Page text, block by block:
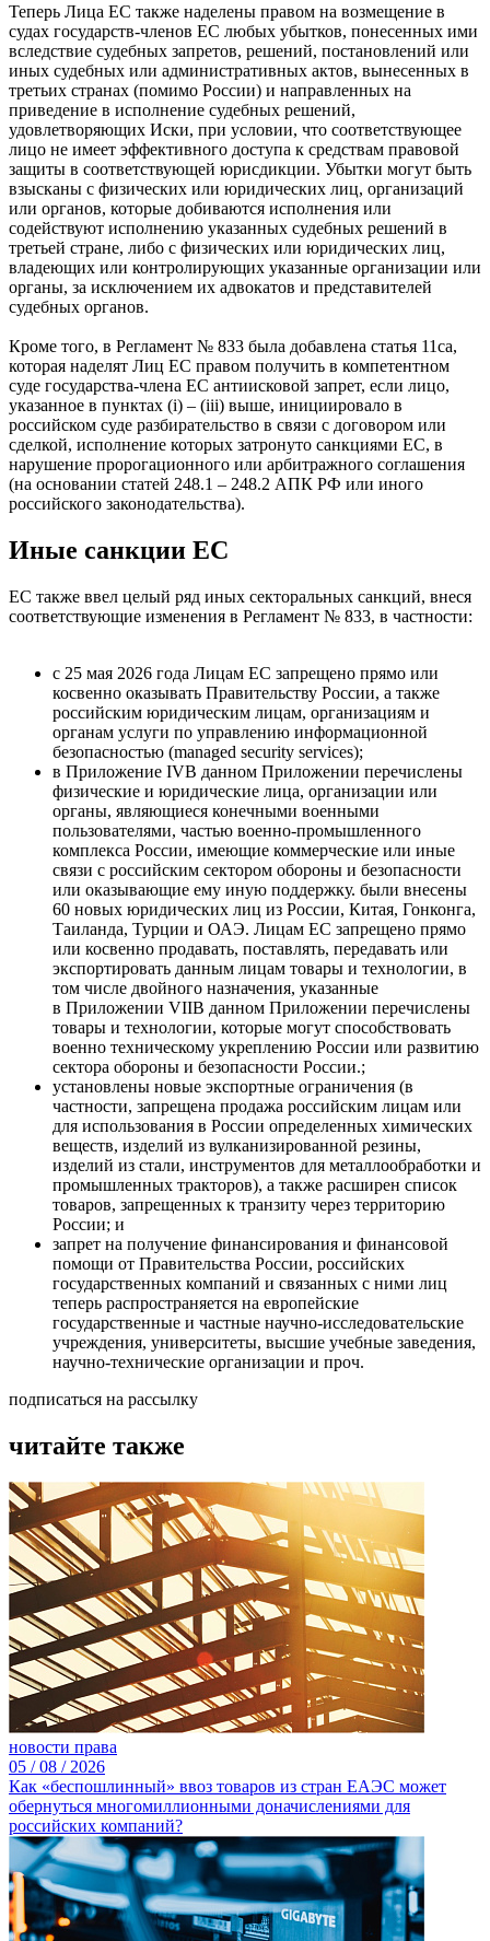
Теперь Лица ЕС также наделены правом на возмещение в
судах государств-членов ЕС любых убытков, понесенных ими
вследствие судебных запретов, решений, постановлений или
иных судебных или административных актов, вынесенных в
третьих странах (помимо России) и направленных на
приведение в исполнение судебных решений,
удовлетворяющих Иски, при условии, что соответствующее
лицо не имеет эффективного доступа к средствам правовой
защиты в соответствующей юрисдикции. Убытки могут быть
взысканы с физических или юридических лиц, организаций
или органов, которые добиваются исполнения или
содействуют исполнению указанных судебных решений в
третьей стране, либо с физических или юридических лиц,
владеющих или контролирующих указанные организации или
органы, за исключением их адвокатов и представителей
судебных органов.
Кроме того, в Регламент № 833 была добавлена статья 11ca,
которая наделят Лиц ЕС правом получить в компетентном
суде государства-члена ЕС антиисковой запрет, если лицо,
указанное в пунктах (i) – (iii) выше, инициировало в
российском суде разбирательство в связи с договором или
сделкой, исполнение которых затронуто санкциями ЕС, в
нарушение пророгационного или арбитражного соглашения
(на основании статей 248.1 – 248.2 АПК РФ или иного
российского законодательства).
Иные санкции ЕС
ЕС также ввел целый ряд иных секторальных санкций, внеся
соответствующие изменения в Регламент № 833, в частности:
с 25 мая 2026 года Лицам ЕС запрещено прямо или
косвенно оказывать Правительству России, а также
российским юридическим лицам, организациям и
органам услуги по управлению информационной
безопасностью (managed security services);
в Приложение IVВ данном Приложении перечислены
физические и юридические лица, организации или
органы, являющиеся конечными военными
пользователями, частью военно-промышленного
комплекса России, имеющие коммерческие или иные
связи с российским сектором обороны и безопасности
или оказывающие ему иную поддержку. были внесены
60 новых юридических лиц из России, Китая, Гонконга,
Таиланда, Турции и ОАЭ. Лицам ЕС запрещено прямо
или косвенно продавать, поставлять, передавать или
экспортировать данным лицам товары и технологии, в
том числе двойного назначения, указанные
в Приложении VIIВ данном Приложении перечислены
товары и технологии, которые могут способствовать
военно техническому укреплению России или развитию
сектора обороны и безопасности России.;
установлены новые экспортные ограничения (в
частности, запрещена продажа российским лицам или
для использования в России определенных химических
веществ, изделий из вулканизированной резины,
изделий из стали, инструментов для металлообработки и
промышленных тракторов), а также расширен список
товаров, запрещенных к транзиту через территорию
России; и
запрет на получение финансирования и финансовой
помощи от Правительства России, российских
государственных компаний и связанных с ними лиц
теперь распространяется на европейские
государственные и частные научно-исследовательские
учреждения, университеты, высшие учебные заведения,
научно-технические организации и проч.
подписаться на рассылку
читайте также
новости права
05 /08 /2026
Как «беспошлинный» ввоз товаров из стран ЕАЭС может
обернуться многомиллионными доначислениями для
российских компаний?